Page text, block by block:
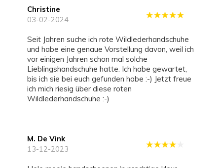
Christine
03-02-2024
Seit Jahren suche ich rote Wildlederhandschuhe
und habe eine genaue Vorstellung davon, weil ich
vor einigen Jahren schon mal solche
Lieblingshandschuhe hatte. Ich habe gewartet,
bis ich sie bei euch gefunden habe :-) Jetzt freue
ich mich riesig über diese roten
Wildlederhandschuhe :-)
M. De Vink
13-12-2023